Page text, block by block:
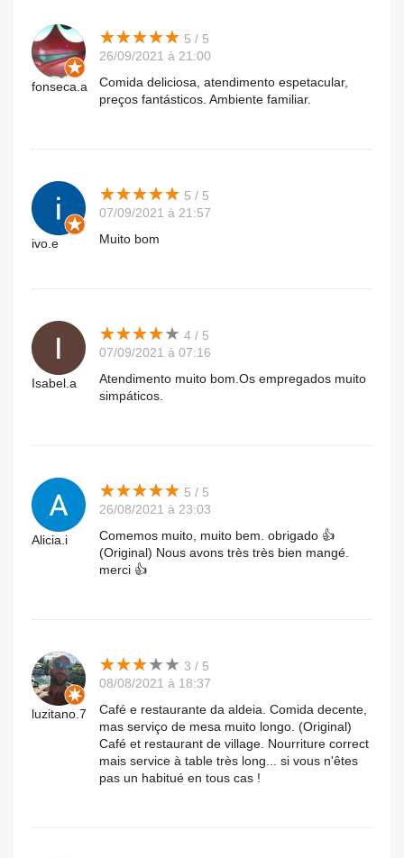
fonseca.a
★★★★★
★★★★★ 5 / 5
26/09/2021 à 21:00
Comida deliciosa, atendimento espetacular,
preços fantásticos. Ambiente familiar.
ivo.e
★★★★★
★★★★★ 5 / 5
07/09/2021 à 21:57
Muito bom
Isabel.a
★★★★★
★★★★★ 4 / 5
07/09/2021 à 07:16
Atendimento muito bom.Os empregados muito
simpáticos.
Alicia.i
★★★★★
★★★★★ 5 / 5
26/08/2021 à 23:03
Comemos muito, muito bem. obrigado 👍
(Original) Nous avons très très bien mangé.
merci 👍
luzitano.7
★★★★★
★★★★★ 3 / 5
08/08/2021 à 18:37
Café e restaurante da aldeia. Comida decente,
mas serviço de mesa muito longo. (Original)
Café et restaurant de village. Nourriture correct
mais service à table très long... si vous n'êtes
pas un habitué en tous cas !